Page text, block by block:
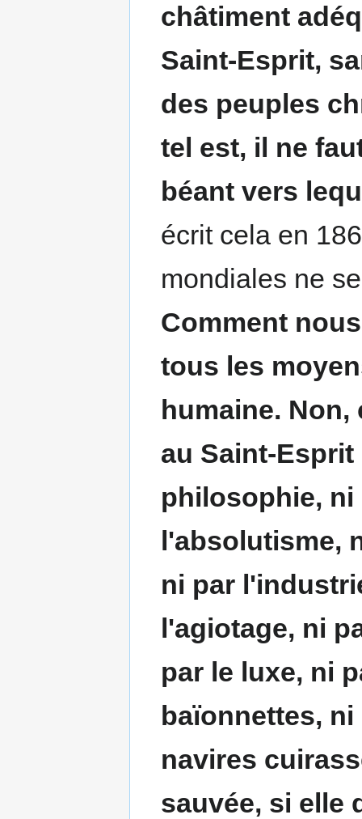
châtiment
Saint-Esprit,
des peuples
tel est, il ne
béant vers
écrit cela en
mondiales ne
Comment
tous les
humaine.
au Saint-
philosophie, ni
l'absolutisme,
ni par
l'agiotage, ni
par le luxe, ni
baïonnettes,
navires
sauvée, si elle